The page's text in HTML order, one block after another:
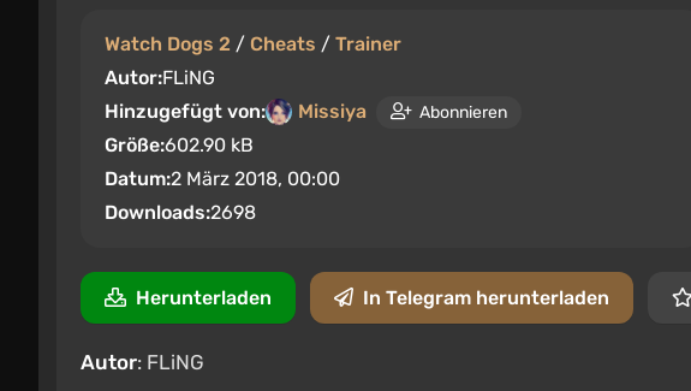
Watch Dogs 2 / Cheats / Trainer
Autor:FLiNG
Hinzugefügt von:
Missiya Abonnieren
Größe:602.90 kB
Datum:2 März 2018, 00:00
Downloads:2698
Herunterladen In Telegram herunterladen
Autor: FLiNG